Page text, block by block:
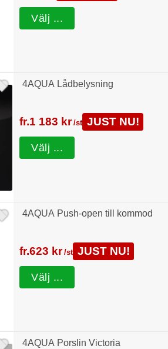
Välj ...
4AQUA Lådbelysning
fr.1 183 kr /st JUST NU!
Välj ...
4AQUA Push-open till kommod
fr.623 kr /st JUST NU!
Välj ...
4AQUA Porslin Victoria